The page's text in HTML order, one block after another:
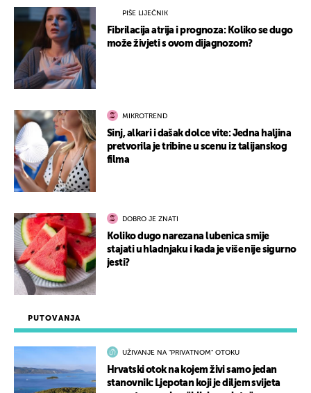
PUTOVANJA
UŽIVANJE NA "PRIVATNOM" OTOKU
Hrvatski otok na kojem živi samo jedan
stanovnik: Ljepotan koji je diljem svijeta
PIŠE LIJEČNIK
Fibrilacija atrija i prognoza: Koliko se dugo
može živjeti s ovom dijagnozom?
MIKROTREND
Sinj, alkari i dašak dolce vite: Jedna haljina
pretvorila je tribine u scenu iz talijanskog
filma
DOBRO JE ZNATI
Koliko dugo narezana lubenica smije
stajati u hladnjaku i kada je više nije sigurno
jesti?